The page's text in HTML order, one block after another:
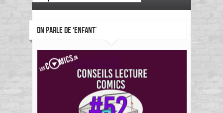
ON PARLE DE ‘ENFANT’